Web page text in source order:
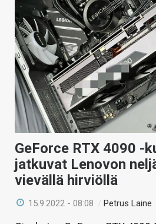
GeForce RTX 4090 -
jatkuvat Lenovon
vievällä hirviöllä
15.9.2022 - 08:08 /Petrus Laine